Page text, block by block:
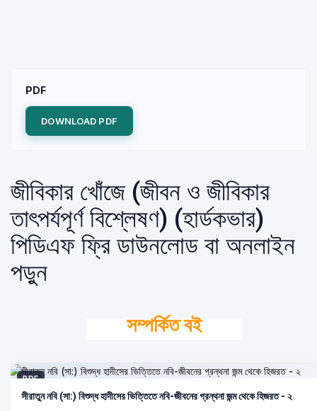
PDF
DOWNLOAD PDF
জীবিকার খোঁজে (জীবন ও জীবিকার
তাৎপর্যপূর্ণ বিশ্লেষণ) (হার্ডকভার)
পিডিএফ ফ্রি ডাউনলোড বা অনলাইন
পড়ুন
সম্পর্কিত বই
PDF
সীরাতুন নবি (সা:) বিশুদ্ধ হাদীসের ভিত্তিতে নবি-জীবনের গ্রন্থনা জন্ম থেকে হিজরত - ২